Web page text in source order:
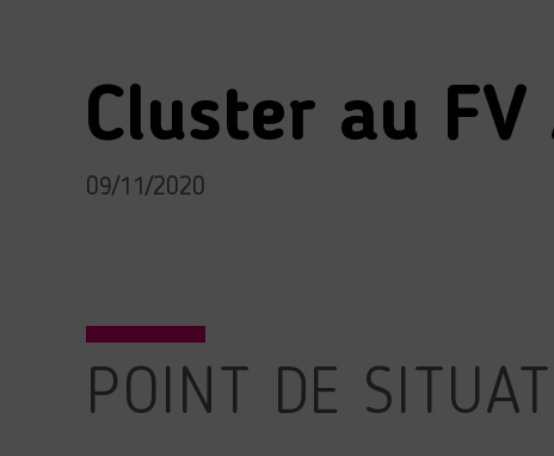
Cluster au FV
09/11/2020
POINT DE